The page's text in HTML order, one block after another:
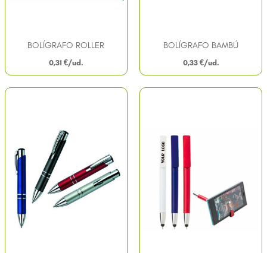
BOLÍGRAFO ROLLER
0,31 €
BOLÍGRAFO BAMBÚ
0,33 €